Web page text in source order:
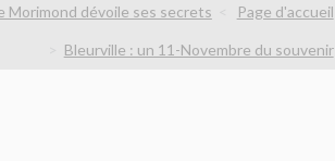
Morimond dévoile ses secrets Page d'accueil
Bleurville : un 11-Novembre du souvenir